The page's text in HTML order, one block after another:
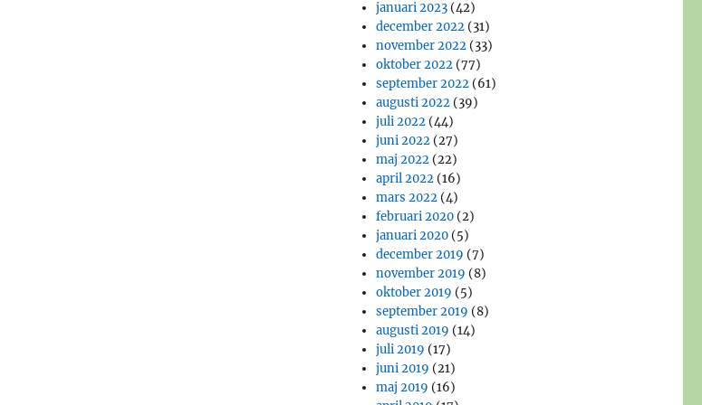
januari 2023 (42)
december 2022 (31)
november 2022 (33)
oktober 2022 (77)
september 2022 (61)
augusti 2022 (39)
juli 2022 (44)
juni 2022 (27)
maj 2022 (22)
april 2022 (16)
mars 2022 (4)
februari 2020 (2)
januari 2020 (5)
december 2019 (7)
november 2019 (8)
oktober 2019 (5)
september 2019 (8)
augusti 2019 (14)
juli 2019 (17)
juni 2019 (21)
maj 2019 (16)